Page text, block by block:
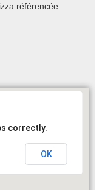
référencée.
correctly.
OK